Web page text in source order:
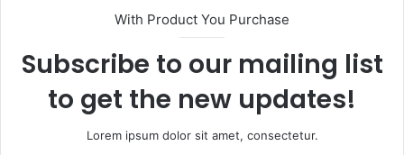
With Product You Purchase
Subscribe to our mailing list
to get the new updates!
Lorem ipsum dolor sit amet, consectetur.